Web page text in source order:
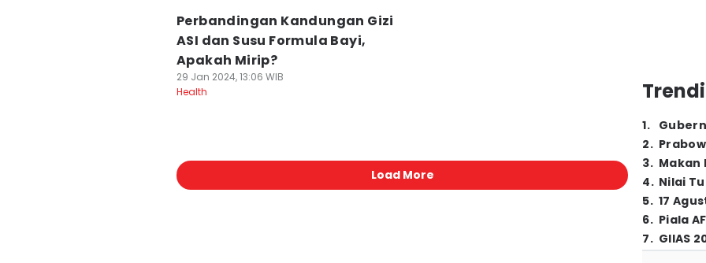
Perbandingan Kandungan Gizi
ASI dan Susu Formula Bayi,
Apakah Mirip?
29 Jan 2024, 13:06 WIB
Health
Load More
1.
2.
3. Makan
4. Nilai
5. 17
6. Piala
7. GIIAS